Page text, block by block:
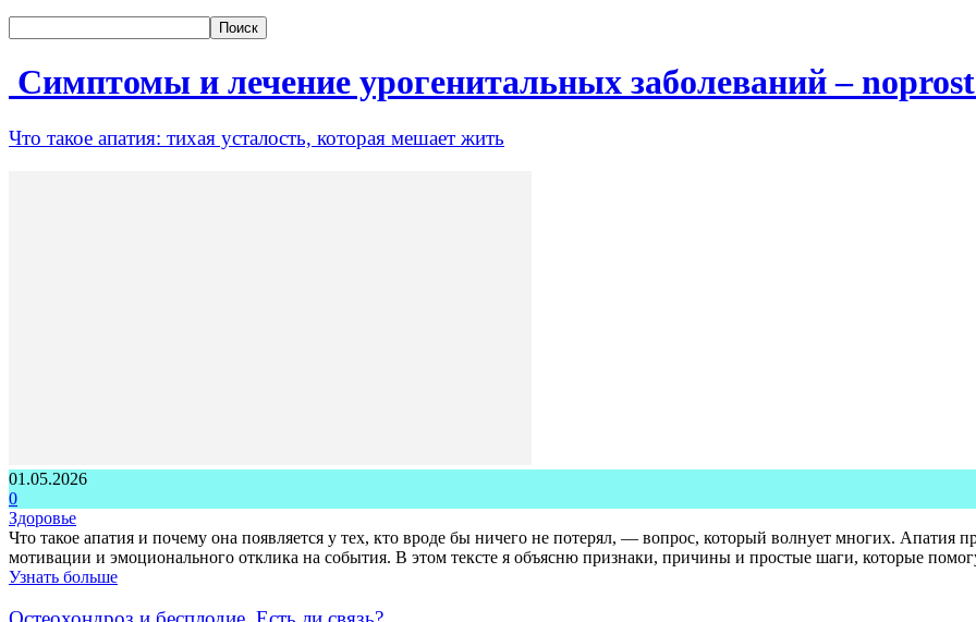
Симптомы и лечение урогенитальных заболеваний –
Что такое апатия: тихая усталость, которая мешает жить
01.05.2026
0
Здоровье
Что такое апатия и почему она появляется у тех, кто вроде бы ничего не потерял, — вопрос, который волнует многих. Апатия
мотивации и эмоционального отклика на события. В этом тексте я объясню признаки, причины и простые шаги, которые
Узнать больше